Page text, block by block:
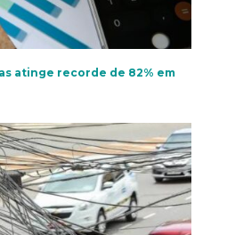
atinge recorde de 82% em